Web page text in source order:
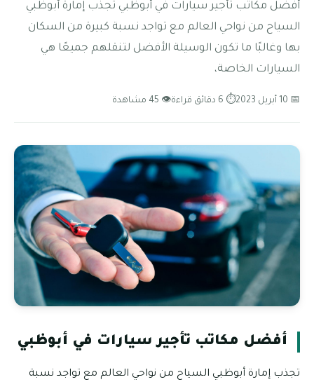
أفضل مكاتب تأجير سيارات في أبوظبي تجذب إمارة أبوظبي
السياح من نواحي العالم مع تواجد نسبة كبيرة من السكان
بها وغالبًا ما تكون الوسيلة الأفضل لتنقلهم جميعًا هي
السيارات الخاصة،
📅 10 أبريل 2023 ⏱ 6 دقائق قراءة 👁 45 مشاهدة
أفضل مكاتب تأجير سيارات في أبوظبي
تجذب إمارة أبوظبي السياح من نواحي العالم مع تواجد نسبة